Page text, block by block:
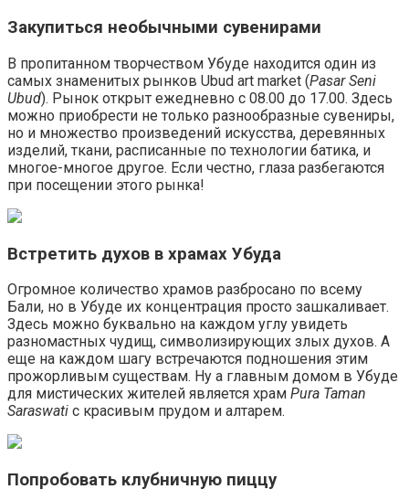
Закупиться необычными сувенирами
В пропитанном творчеством Убуде находится один из
самых знаменитых рынков Ubud art market (Pasar Seni
Ubud). Рынок открыт ежедневно с 08.00 до 17.00. Здесь
можно приобрести не только разнообразные сувениры,
но и множество произведений искусства, деревянных
изделий, ткани, расписанные по технологии батика, и
многое-многое другое. Если честно, глаза разбегаются
при посещении этого рынка!
Встретить духов в храмах Убуда
Огромное количество храмов разбросано по всему
Бали, но в Убуде их концентрация просто зашкаливает.
Здесь можно буквально на каждом углу увидеть
разномастных чудищ, символизирующих злых духов. А
еще на каждом шагу встречаются подношения этим
прожорливым существам. Ну а главным домом в Убуде
для мистических жителей является храм Pura Taman
Saraswati с красивым прудом и алтарем.
Попробовать клубничную пиццу